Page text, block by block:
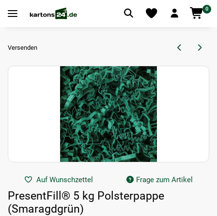
0
Versenden
Auf Wunschzettel Frage zum Artikel
PresentFill® 5 kg Polsterpappe
(Smaragdgrün)